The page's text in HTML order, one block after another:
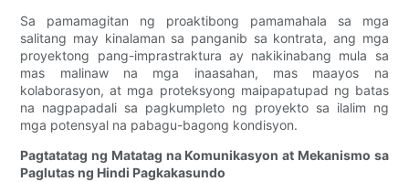
Sa pamamagitan ng proaktibong pamamahala sa mga
salitang may kinalaman sa panganib sa kontrata, ang mga
proyektong pang-imprastraktura ay nakikinabang mula sa
mas malinaw na mga inaasahan, mas maayos na
kolaborasyon, at mga proteksyong maipapatupad ng batas
na nagpapadali sa pagkumpleto ng proyekto sa ilalim ng
mga potensyal na pabagu-bagong kondisyon.
Pagtatatag ng Matatag na Komunikasyon at Mekanismo sa
Paglutas ng Hindi Pagkakasundo